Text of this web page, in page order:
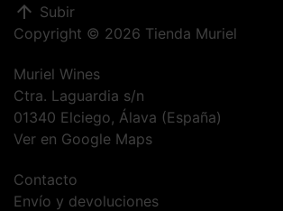
arrow_upward Subir
Copyright © 2026 Tienda Muriel
Muriel Wines
Ctra. Laguardia s/n
01340 Elciego, Álava (España)
Ver en Google Maps
Contacto
Envío y devoluciones